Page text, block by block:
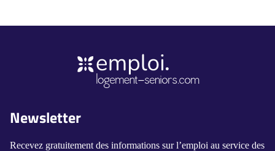
Newsletter
Recevez gratuitement des informations sur l’emploi au service des